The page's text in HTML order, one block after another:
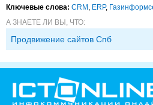
Ключевые слова: CRM, ERP,
А ЗНАЕТЕ ЛИ ВЫ, ЧТО:
Продвижение сайтов Спб